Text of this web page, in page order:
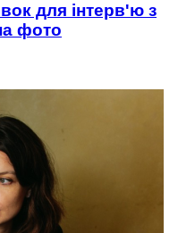
для інтерв'ю з
фото